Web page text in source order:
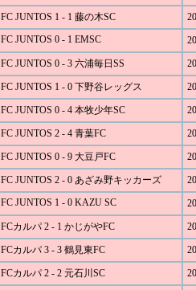
FC JUNTOS 1 - 1 藤の木SC
FC JUNTOS 0 - 1 EMSC
FC JUNTOS 0 - 3 六浦毎日SS
FC JUNTOS 1 - 0 下野谷レッグス
FC JUNTOS 0 - 4 本牧少年SC
FC JUNTOS 2 - 4 青葉FC
FC JUNTOS 0 - 9 大豆戸FC
FC JUNTOS 2 - 0 あざみ野キッカーズ
FC JUNTOS 1 - 0 KAZU SC
FCカルパ 2 - 1 かじがやFC
FCカルパ 3 - 3 鶴見東FC
FCカルパ 2 - 2 元石川SC